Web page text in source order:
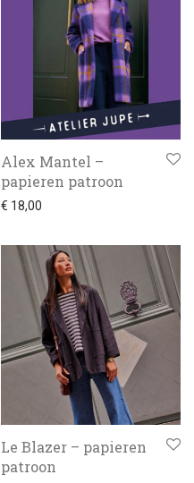
Alex Mantel –
papieren patroon
€ 18,00
Le Blazer – papieren
patroon